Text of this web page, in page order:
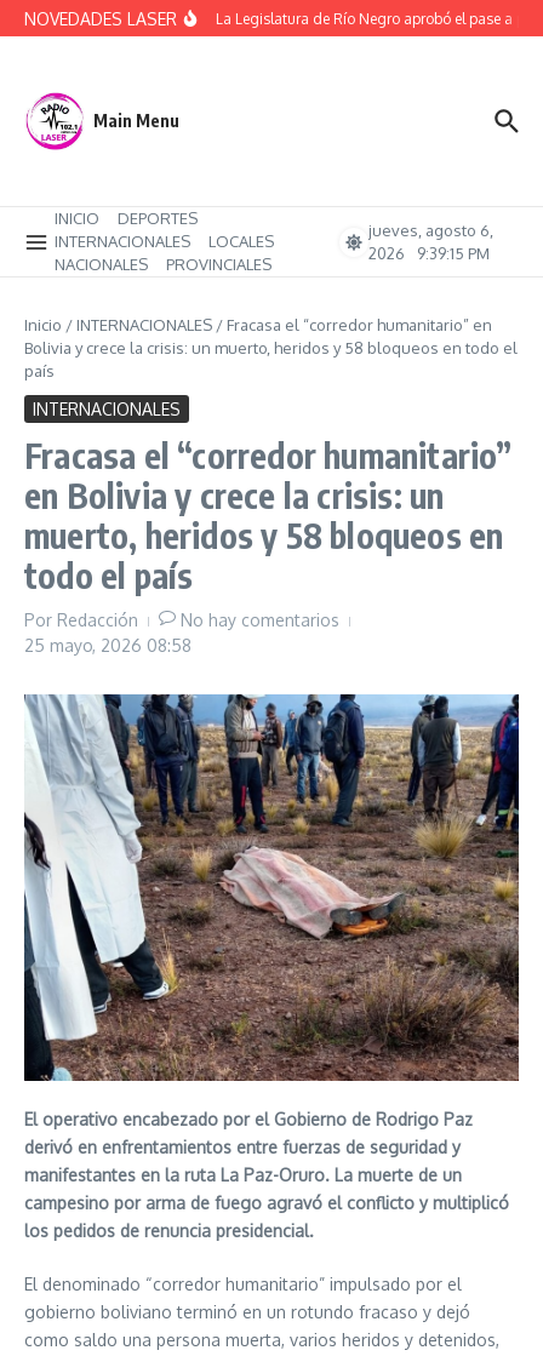
Saltar al contenido
NOVEDADES LASER(Video) La Legislatura de Río Negro aprobó el pase a
Main Menu
INICIO
DEPORTES
INTERNACIONALES
LOCALES
NACIONALES
PROVINCIALES
jueves, agosto 6,
2026
9:39:16 PM
Inicio / INTERNACIONALES / Fracasa el “corredor humanitario” en
Bolivia y crece la crisis: un muerto, heridos y 58 bloqueos en todo el
país
INTERNACIONALES
Fracasa el “corredor humanitario”
en Bolivia y crece la crisis: un
muerto, heridos y 58 bloqueos en
todo el país
Por Redacción
No hay comentarios
25 mayo, 2026 08:58
El operativo encabezado por el Gobierno de Rodrigo Paz
derivó en enfrentamientos entre fuerzas de seguridad y
manifestantes en la ruta La Paz-Oruro. La muerte de un
campesino por arma de fuego agravó el conflicto y multiplicó
los pedidos de renuncia presidencial.
El denominado “corredor humanitario” impulsado por el
gobierno boliviano terminó en un rotundo fracaso y dejó
como saldo una persona muerta, varios heridos y detenidos,